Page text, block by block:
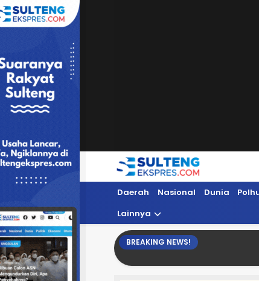
Sultengekspres.com
Berita Seputar Sulteng Hari Ini,
Daerah Nasional Dunia
Lainnya
BREAKING NEWS!